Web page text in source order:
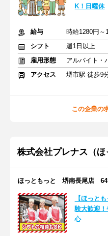
K！日曜休
給与
時給1280円～
シフト
週1日以上
雇用形態
アルバイト・
アクセス
堺市駅 徒歩9
この企業の
株式会社プレナス（ほ
ほっともっと 堺南長尾店
【ほっと
験大歓迎
心